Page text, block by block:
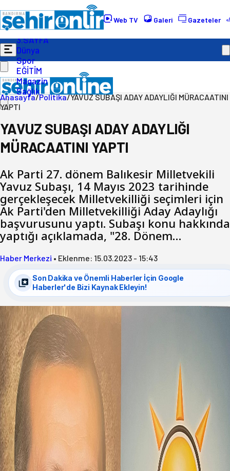
Web TV Galeri Gazeteler
Gündem
Ekonomi
Politika
3.SAYFA
Dünya
Spor
EĞİTİM
Magazin
Sağlık
Anasayfa/Politika/YAVUZ SUBAŞI ADAY ADAYLIĞI MÜRACAATINI
YAPTI
YAVUZ SUBAŞI ADAY ADAYLIĞI
MÜRACAATINI YAPTI
Ak Parti 27. dönem Balıkesir Milletvekili
Yavuz Subaşı, 14 Mayıs 2023 tarihinde
gerçekleşecek Milletvekilliği seçimleri için
Ak Parti'den Milletvekilliği Aday Adaylığı
başvurusunu yaptı. Subaşı konu hakkında
yaptığı açıklamada, "28. Dönem…
Haber Merkezi • Eklenme: 15.03.2023 - 15:43
Son Dakika ve Önemli Haberler İçin Google
Haberler'de Bizi Kaynak Ekleyin!